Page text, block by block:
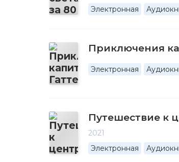
Электронная
Приключения
Электронная
Путешествие к
2021
Электронная